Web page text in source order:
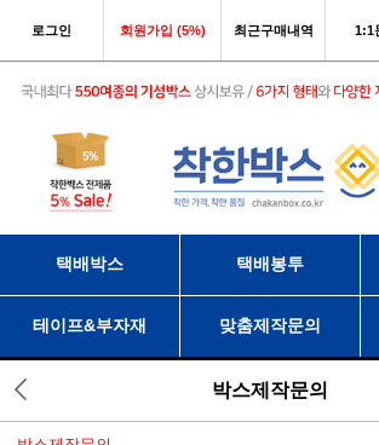
로그인 회원가입 (5%) 최근구매내역 1:1
택배박스 택배봉투
테이프&부자재 맞춤제작문의
박스제작문의